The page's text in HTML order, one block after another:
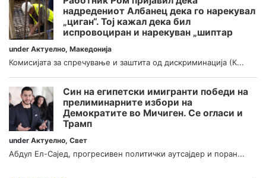
надредениот Албанец дека го нарекувал
„циган“. Тој кажал дека бил
испровоциран и нарекуван „шиптар
under Актуелно, Македонија
Комисијата за спречување и заштита од дискриминација (К...
Син на египетски имигранти победи на
прелиминарните избори на
Демократите во Мичиген. Се огласи и
Трамп
under Актуелно, Свет
Абдул Ел-Сајед, прогресивен политички аутсајдер и поран...